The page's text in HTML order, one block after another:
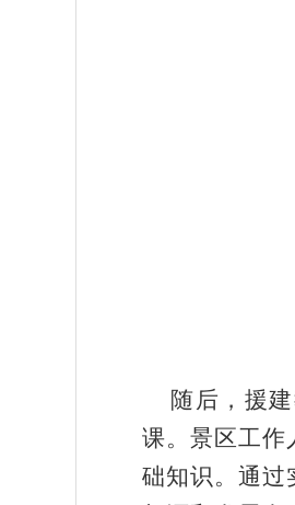
随后，援建
课。景区工作
础知识。通过